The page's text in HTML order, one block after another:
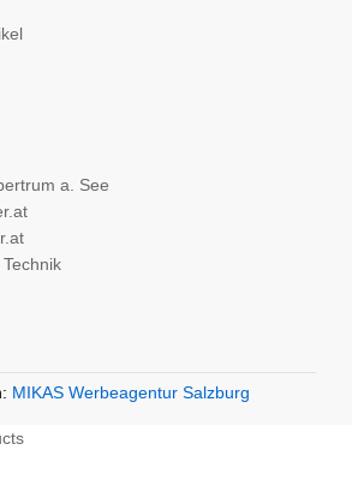
a. See
MIKAS Werbeagentur Salzburg